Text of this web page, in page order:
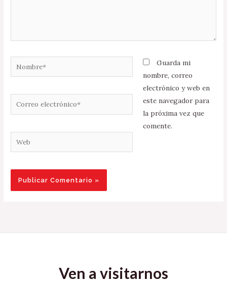
Nombre*
electrónico*
Guarda mi
nombre, correo
electrónico y web en
este navegador para
la próxima vez que
comente.
Ven a visitarnos